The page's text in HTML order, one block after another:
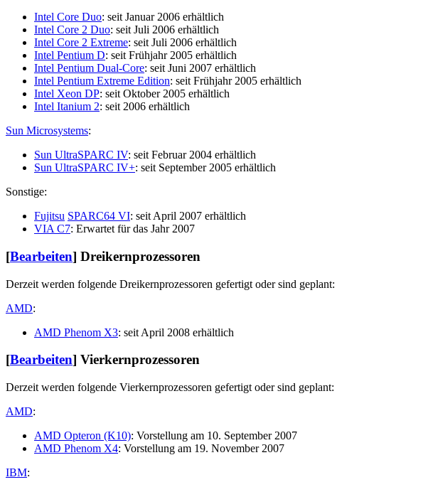
Intel Core Duo: seit Januar 2006 erhältlich
Intel Core 2 Duo: seit Juli 2006 erhältlich
Intel Core 2 Extreme: seit Juli 2006 erhältlich
Intel Pentium D: seit Frühjahr 2005 erhältlich
Intel Pentium Dual-Core: seit Juni 2007 erhältlich
Intel Pentium Extreme Edition: seit Frühjahr 2005 erhältlich
Intel Xeon DP: seit Oktober 2005 erhältlich
Intel Itanium 2: seit 2006 erhältlich
Sun Microsystems:
Sun UltraSPARC IV: seit Februar 2004 erhältlich
Sun UltraSPARC IV+: seit September 2005 erhältlich
Sonstige:
Fujitsu SPARC64 VI: seit April 2007 erhältlich
VIA C7: Erwartet für das Jahr 2007
[Bearbeiten] Dreikernprozessoren
Derzeit werden folgende Dreikernprozessoren gefertigt oder sind geplant:
AMD:
AMD Phenom X3: seit April 2008 erhältlich
[Bearbeiten] Vierkernprozessoren
Derzeit werden folgende Vierkernprozessoren gefertigt oder sind geplant:
AMD:
AMD Opteron (K10): Vorstellung am 10. September 2007
AMD Phenom X4: Vorstellung am 19. November 2007
IBM: